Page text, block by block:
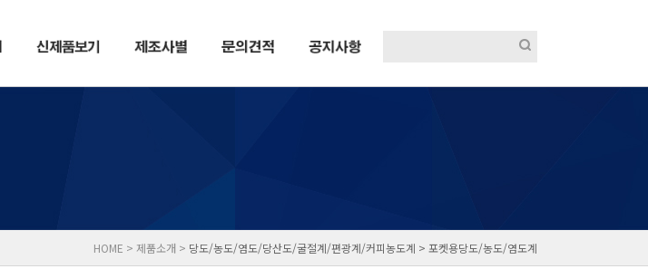
HOME > 제품소개 > 당도/농도/염도/당산도/굴절계/편광계/커피농도계 > 포켓용당도/농도/염도계